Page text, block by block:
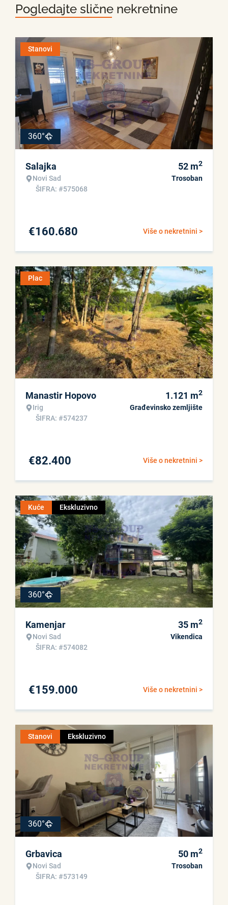
Pogledajte slične nekretnine
Stanovi
360°
Salajka
Novi Sad
ŠIFRA: #575068
52 m2
Trosoban
Više o nekretnini >
€160.680
Plac
Manastir Hopovo
Irig
ŠIFRA: #574237
1.121 m2
Građevinsko zemljište
Više o nekretnini >
€82.400
Kuće Ekskluzivno
360°
Kamenjar
Novi Sad
ŠIFRA: #574082
35 m2
Vikendica
Više o nekretnini >
€159.000
Stanovi Ekskluzivno
360°
Grbavica
Novi Sad
ŠIFRA: #573149
50 m2
Trosoban